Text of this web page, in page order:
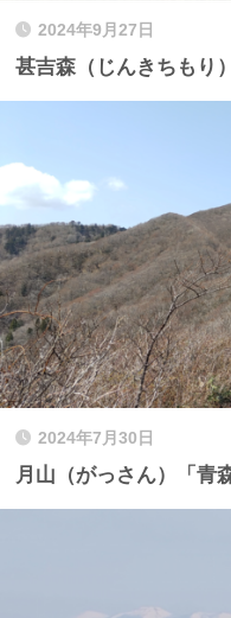
2024年9月27日
甚吉森（じんきちもり
2024年7月30日
月山（がっさん）「青